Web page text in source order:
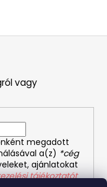
vagy
megadott
a(z) *cég
ajánlatokat
tájékoztatót